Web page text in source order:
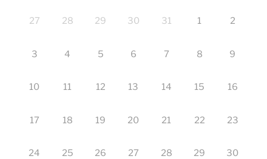
27 28 29 30 31 1 2
3 4 5 6 7 8 9
10 11 12 13 14 15 16
17 18 19 20 21 22 23
24 25 26 27 28 29 30